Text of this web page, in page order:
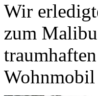
Wir
zum
Wohnmobil